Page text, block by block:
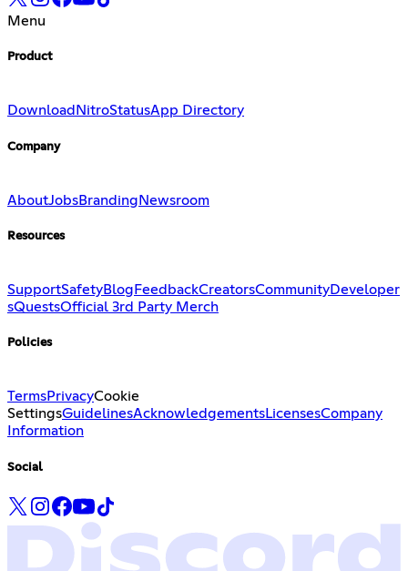
Menu
Product
Download NitroStatusApp Directory
Company
AboutJobsBranding Newsroom
Resources
SupportSafetyBlog FeedbackCreatorsCommunityDeveloper
sQuestsOfficial 3rd Party Merch
Policies
TermsPrivacyCookie
SettingsGuidelinesAcknowledgementsLicensesCompany
Information
Social